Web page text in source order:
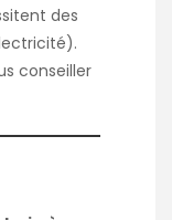
des
conseiller